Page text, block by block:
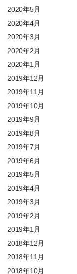
2020年5月
2020年4月
2020年3月
2020年2月
2020年1月
2019年12月
2019年11月
2019年10月
2019年9月
2019年8月
2019年7月
2019年6月
2019年5月
2019年4月
2019年3月
2019年2月
2019年1月
2018年12月
2018年11月
2018年10月